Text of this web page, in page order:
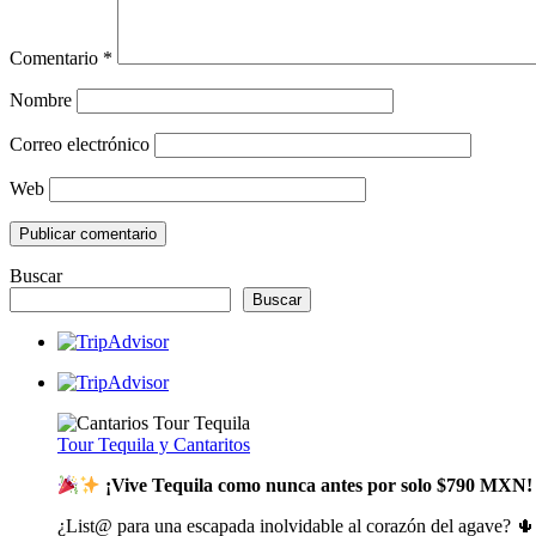
Comentario *
Nombre
Correo electrónico
Web
Buscar
Buscar
Tour Tequila y Cantaritos
¡Vive Tequila como nunca antes por solo $790 MXN!
¿List@ para una escapada inolvidable al corazón del agave?